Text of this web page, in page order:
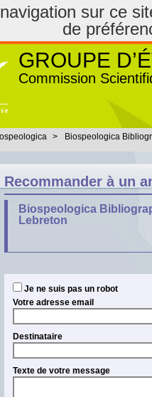
sur ce
de
GROUPE
Commission
>
Biospeologica
Recommander à un
Biospeologica
Lebreton
Je ne suis pas un robot
Votre adresse email
Destinataire
Texte de votre message